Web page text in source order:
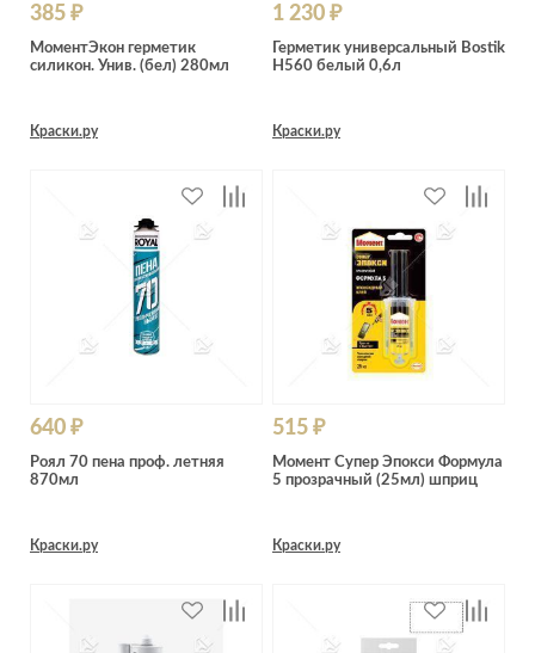
385 ₽
МоментЭкон герметик
силикон. Унив. (бел) 280мл
Краски.ру
1 230 ₽
Герметик универсальный Bostik
H560 белый 0,6л
Краски.ру
640 ₽
Роял 70 пена проф. летняя
870мл
Краски.ру
515 ₽
Момент Супер Эпокси Формула
5 прозрачный (25мл) шприц
Краски.ру